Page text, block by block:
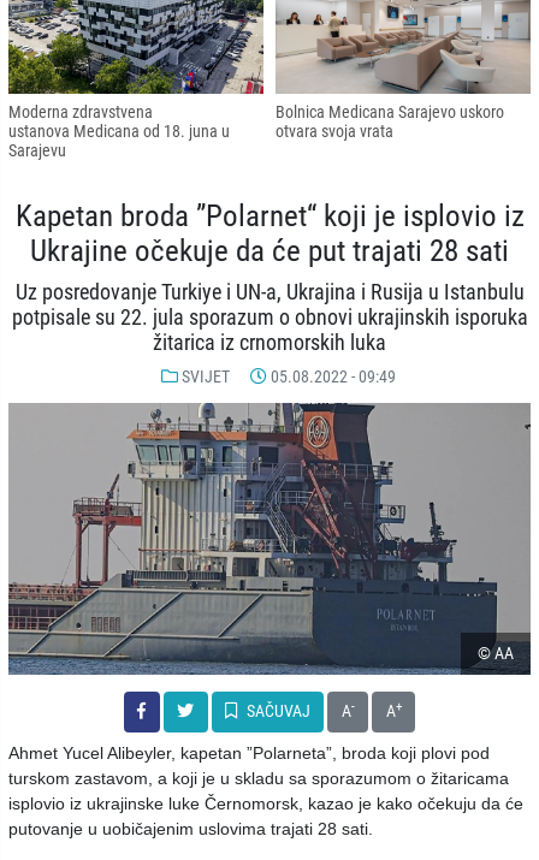
Moderna zdravstvena
ustanova Medicana od 18. juna u
Sarajevu
Bolnica Medicana Sarajevo uskoro
otvara svoja vrata
Kapetan broda ”Polarnet“ koji je isplovio iz
Ukrajine očekuje da će put trajati 28 sati
Uz posredovanje Turkiye i UN-a, Ukrajina i Rusija u Istanbulu
potpisale su 22. jula sporazum o obnovi ukrajinskih isporuka
žitarica iz crnomorskih luka
SVIJET 05.08.2022 - 09:49
© AA
SAČUVAJ A- A+
Ahmet Yucel Alibeyler, kapetan ”Polarneta”, broda koji plovi pod
turskom zastavom, a koji je u skladu sa sporazumom o žitaricama
isplovio iz ukrajinske luke Černomorsk, kazao je kako očekuju da će
putovanje u uobičajenim uslovima trajati 28 sati.